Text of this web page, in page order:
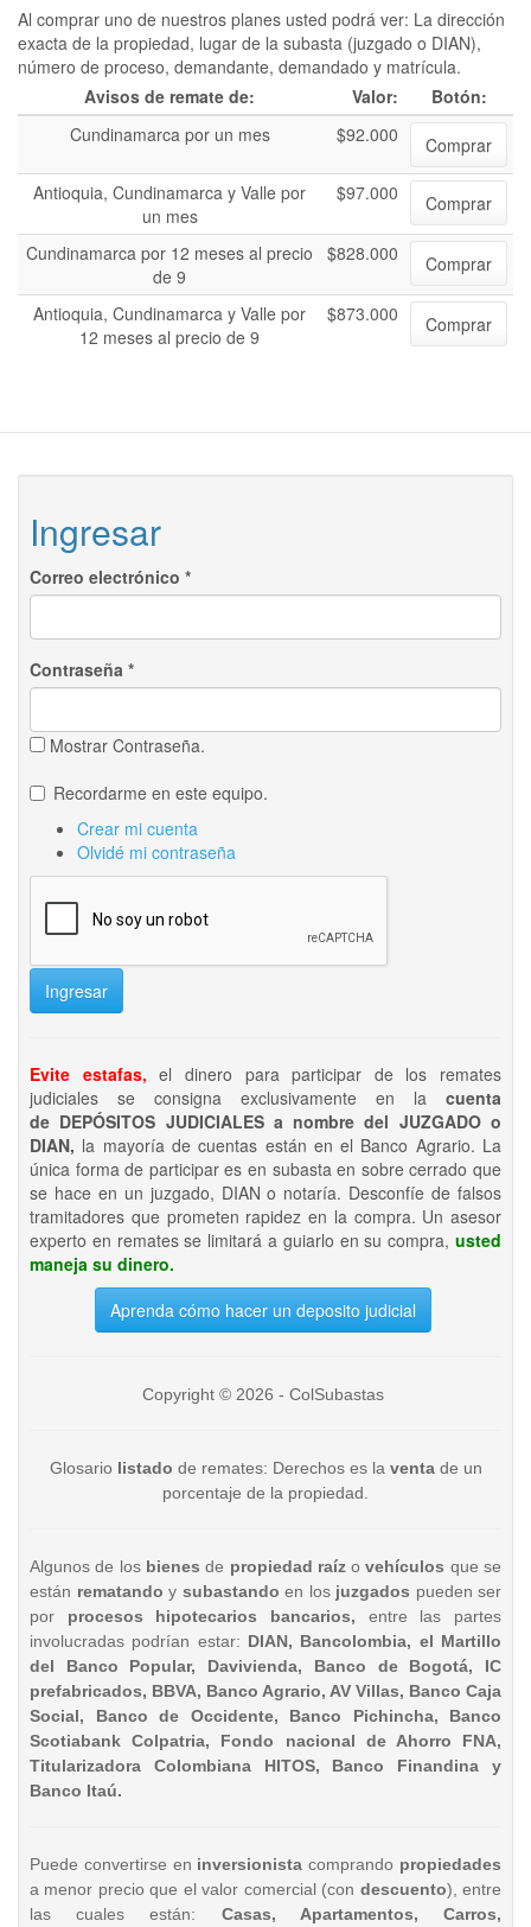
Al comprar uno de nuestros planes usted podrá ver: La dirección
exacta de la propiedad, lugar de la subasta (juzgado o DIAN),
número de proceso, demandante, demandado y matrícula.
Avisos de remate de:
Valor:
Botón:
Cundinamarca por un mes
$92.000
Comprar
Antioquia, Cundinamarca y Valle por
un mes
$97.000 Comprar
Cundinamarca por 12 meses al precio
de 9
$828.000 Comprar
Antioquia, Cundinamarca y Valle por
12 meses al precio de 9
$873.000 Comprar
Ingresar
Correo electrónico *
Contraseña *
Mostrar Contraseña.
Recordarme en este equipo.
Crear mi cuenta
Olvidé mi contraseña
Ingresar
Evite estafas, el dinero para participar de los remates
judiciales se consigna exclusivamente en la cuenta
de DEPÓSITOS JUDICIALES a nombre del JUZGADO o
DIAN, la mayoría de cuentas están en el Banco Agrario. La
única forma de participar es en subasta en sobre cerrado que
se hace en un juzgado, DIAN o notaría. Desconfíe de falsos
tramitadores que prometen rapidez en la compra. Un asesor
experto en remates se limitará a guiarlo en su compra, usted
maneja su dinero.
Aprenda cómo hacer un deposito judicial
Copyright © 2026 - ColSubastas
Glosario listado de remates: Derechos es la ventade un
porcentaje de la propiedad.
Algunos de los bienesde propiedad raízo vehículos que se
están rematando y subastando en los juzgados pueden ser
por procesos hipotecarios bancarios, entre las partes
involucradas podrían estar: DIAN, Bancolombia, el Martillo
del Banco Popular, Davivienda, Banco de Bogotá, IC
prefabricados, BBVA, Banco Agrario, AV Villas, Banco Caja
Social, Banco de Occidente, Banco Pichincha, Banco
Scotiabank Colpatria, Fondo nacional de Ahorro FNA,
Titularizadora Colombiana HITOS, Banco Finandina y
Banco Itaú.
Puede convertirse en inversionista comprando propiedades
a menor precio que el valor comercial (con descuento), entre
las cuales están: Casas, Apartamentos, Carros,